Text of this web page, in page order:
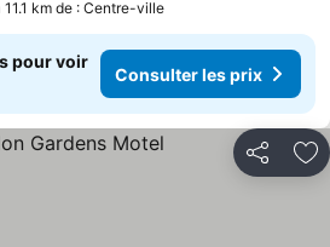
11.1 km de : Centre-ville
pour voir
Consulter les prix
Partager